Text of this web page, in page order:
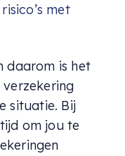
met
daarom is het
situatie. Bij
om jou te